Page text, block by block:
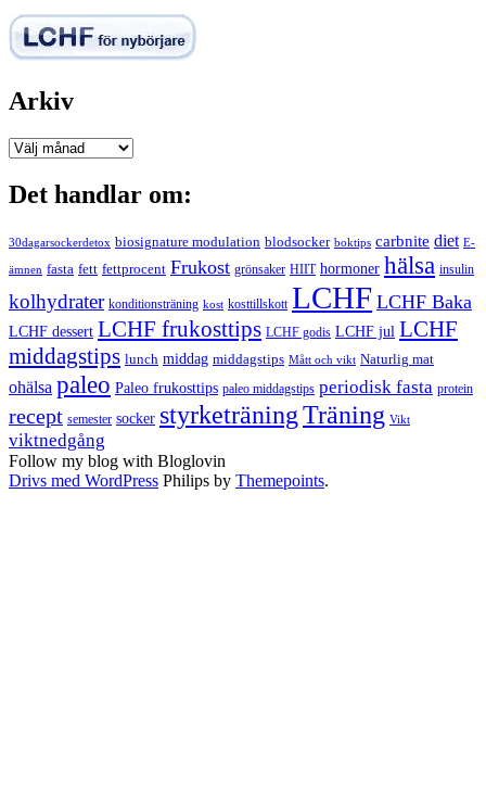
Arkiv
Arkiv
Det handlar om:
30dagarsockerdetox biosignature modulation blodsocker boktips carbnite diet E-
ämnen fasta fett fettprocent Frukost grönsaker HIIT hormoner hälsa insulin
kolhydrater konditionsträning kost kosttillskott LCHF LCHF Baka
LCHF dessert LCHF frukosttips LCHF godis LCHF jul LCHF
middagstips lunch middag middagstips Mått och vikt Naturlig mat
ohälsa paleo Paleo frukosttips paleo middagstips periodisk fasta protein
recept semester socker styrketräningTräning Vikt
viktnedgång
Follow my blog with Bloglovin
Drivs med WordPress Philips by Themepoints.